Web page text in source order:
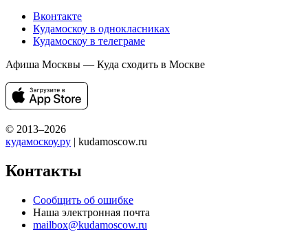
Вконтакте
Кудамоскоу в однокласниках
Кудамоскоу в телеграме
Афиша Москвы — Куда сходить в Москве
© 2013–2026
кудамоскоу.ру | kudamoscow.ru
Контакты
Сообщить об ошибке
Наша электронная почта
mailbox@kudamoscow.ru